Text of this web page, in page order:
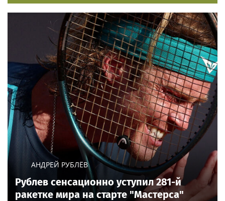
АНДРЕЙ РУБЛЁВ
Рублев сенсационно уступил 281-й
ракетке мира на старте "Мастерса"